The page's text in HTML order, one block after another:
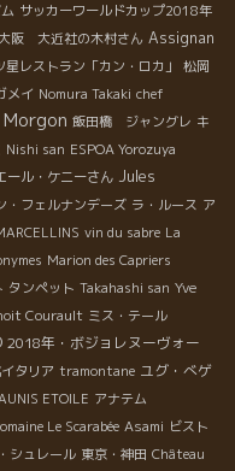
サッカーワールドカップ2018年
阪 大近社の木村さん Assignan
星レストラン「カン・ロカ」
松岡
メイ Nomura Takaki chef
Morgon 飯田橋 ジャングレ キ
Nishi san ESPOA Yorozuya
ール・ケニーさん Jules
・フェルナンデーズ ラ・ルース ア
vin du sabre La
Marion des Capriers
タンペット Takahashi san Yve
Courault ミス・テール
2018年・ボジョレヌーヴォー
タリア tramontane ユグ・べゲ
ETOILE アナテム
Le Scarabée Asami ビスト
シュレール 東京・神田 Château